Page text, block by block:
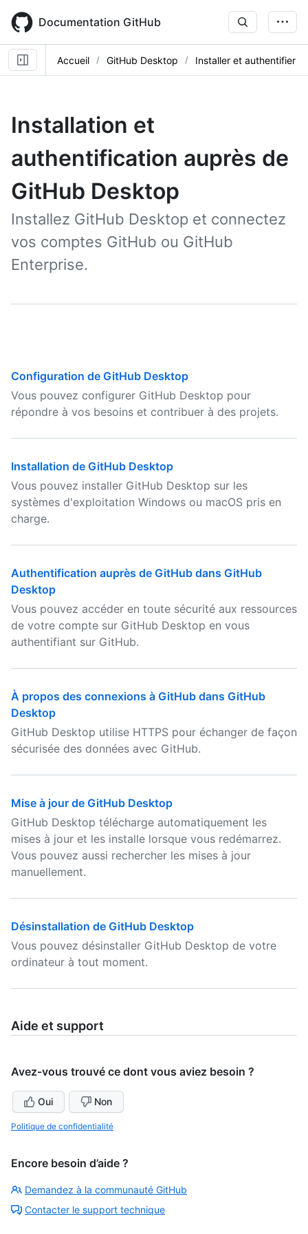
main
content
Documentation GitHub
Accueil GitHub Desktop Installer et authentifier
Installation et
authentification auprès de
GitHub Desktop
Installez GitHub Desktop et connectez
vos comptes GitHub ou GitHub
Enterprise.
Configuration de GitHub Desktop
Vous pouvez configurer GitHub Desktop pour
répondre à vos besoins et contribuer à des projets.
Installation de GitHub Desktop
Vous pouvez installer GitHub Desktop sur les
systèmes d'exploitation Windows ou macOS pris en
charge.
Authentification auprès de GitHub dans GitHub
Desktop
Vous pouvez accéder en toute sécurité aux ressources
de votre compte sur GitHub Desktop en vous
authentifiant sur GitHub.
À propos des connexions à GitHub dans GitHub
Desktop
GitHub Desktop utilise HTTPS pour échanger de façon
sécurisée des données avec GitHub.
Mise à jour de GitHub Desktop
GitHub Desktop télécharge automatiquement les
mises à jour et les installe lorsque vous redémarrez.
Vous pouvez aussi rechercher les mises à jour
manuellement.
Désinstallation de GitHub Desktop
Vous pouvez désinstaller GitHub Desktop de votre
ordinateur à tout moment.
Aide et support
Avez-vous trouvé ce dont vous aviez besoin ?
Oui Non
Politique de confidentialité
Encore besoin d’aide ?
Demandez à la communauté GitHub
Contacter le support technique